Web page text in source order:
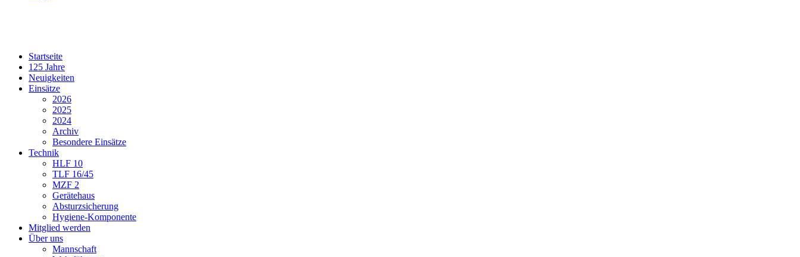
Startseite
125 Jahre
Neuigkeiten
Einsätze
2026
2025
2024
Archiv
Besondere Einsätze
Technik
HLF 10
TLF 16/45
MZF 2
Gerätehaus
Absturzsicherung
Hygiene-Komponente
Mitglied werden
Über uns
Mannschaft